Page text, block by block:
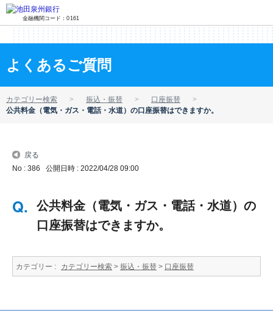
金融機関コード：0161
よくあるご質問
カテゴリー検索 振込・振替
口座振替
公共料金（電気・ガス・電話・水道）の口座振替はできますか。
戻る
No : 386 公開日時 : 2022/04/28 09:00
公共料金（電気・ガス・電話・水道）の
口座振替はできますか。
カテゴリー : カテゴリー検索 > 振込・振替 > 口座振替